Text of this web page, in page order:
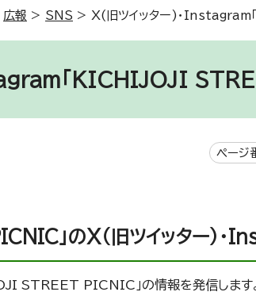
広報 > SNS > X(旧ツイッター)・
「KICHIJOJI
ペー
」のX（旧ツイッター）・
STREET PICNIC」の情報を発信します